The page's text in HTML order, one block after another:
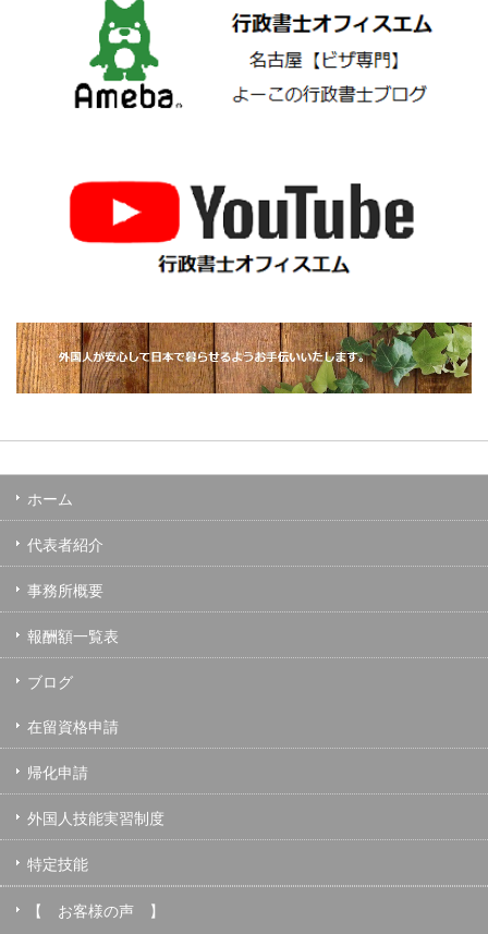
ホーム
代表者紹介
事務所概要
報酬額一覧表
ブログ
在留資格申請
帰化申請
外国人技能実習制度
特定技能
【 お客様の声 】